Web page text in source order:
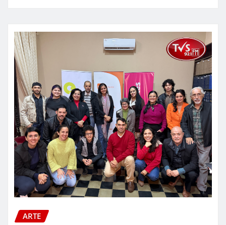
ARTE